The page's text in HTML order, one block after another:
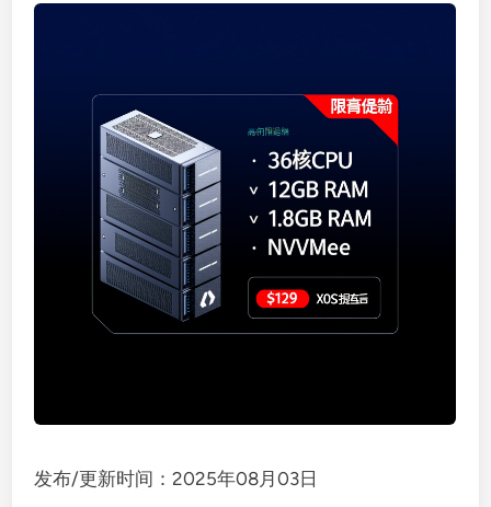
发布/更新时间：2025年08月03日